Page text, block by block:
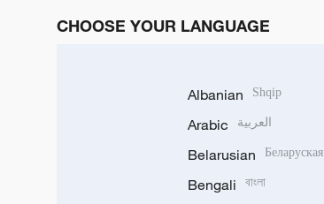
CHOOSE YOUR LANGUAGE
Albanian Shqip
Arabic العربية
Belarusian Беларуская
Bengali বাংলা